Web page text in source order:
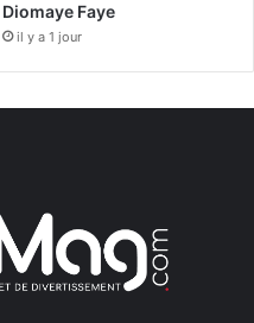
Diomaye Faye
il y a 1 jour